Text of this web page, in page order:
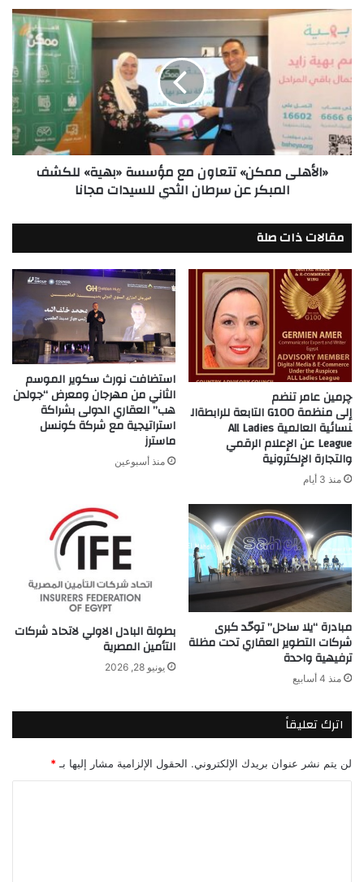
7
سنوات
«الأهلى
ممكن»
مع
مؤسسة
للكشف
المبكر
عن
سرطان
مجانا
«الأهلى ممكن» تتعاون مع مؤسسة «بهية» للكشف
المبكر عن سرطان الثدي للسيدات مجانا
مقالات ذات صلة
چرمين عامر تنضم
إلى منظمة G100 التابعة للرابطةال
نسائية العالمية All Ladies
League عن الإعلام الرقمي
والتجارة الإلكترونية
منذ 3 أيام
استضافت نورث سكوير الموسم
الثاني من مهرجان ومعرض “جولدن
هب” العقاري الدولى بشراكة
استراتيجية مع شركة كونسل
ماسترز
منذ أسبوعين
مبادرة “يلا ساحل” توحّد كبرى
شركات التطوير العقاري تحت مظلة
ترفيهية واحدة
منذ 4 أسابيع
بطولة البادل الاولي لاتحاد شركات
التأمين المصرية
يونيو 28, 2026
اترك تعليقاً
لن يتم نشر عنوان بريدك الإلكتروني. الحقول الإلزامية مشار إليها بـ *